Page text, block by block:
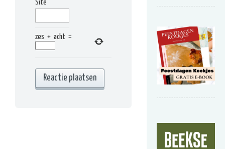
Site
zes + acht =